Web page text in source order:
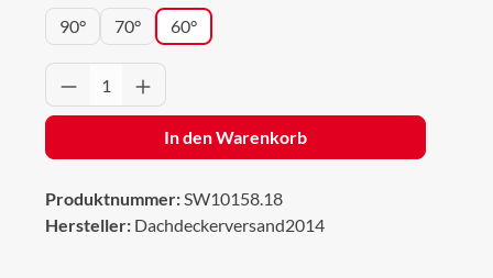
90° 70° 60°
Produkt Anzahl: Gib den gewünschten
In den Warenkorb
Produktnummer:SW10158.18
Hersteller: Dachdeckerversand2014